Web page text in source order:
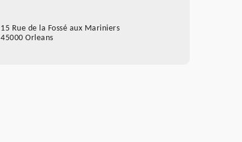
15 Rue de la Fossé aux Mariniers
45000 Orleans